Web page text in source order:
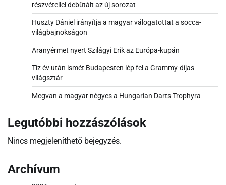
részvétellel debütált az új sorozat
Huszty Dániel irányítja a magyar válogatottat a socca-
világbajnokságon
Aranyérmet nyert Szilágyi Erik az Európa-kupán
Tíz év után ismét Budapesten lép fel a Grammy-díjas
világsztár
Megvan a magyar négyes a Hungarian Darts Trophyra
Legutóbbi hozzászólások
Nincs megjeleníthető bejegyzés.
Archívum